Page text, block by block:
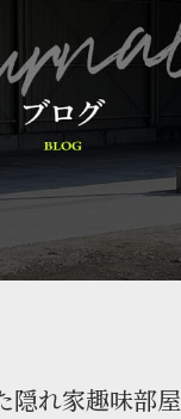
隠れ家趣味部屋